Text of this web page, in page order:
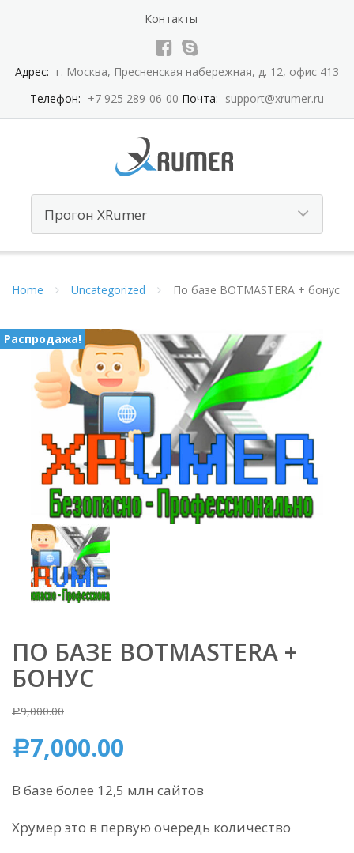
Контакты
Адрес: г. Москва, Пресненская набережная, д. 12, офис 413
Телефон: +7 925 289-06-00 Почта: support@xrumer.ru
Home Uncategorized По базе BOTMASTERA + бонус
Распродажа!
ПО БАЗЕ BOTMASTERA +
БОНУС
Р9,000.00
Р7,000.00
В базе более 12,5 млн сайтов
Хрумер это в первую очередь количество